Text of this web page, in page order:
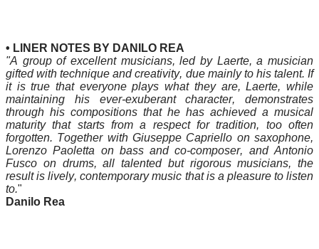
• LINER NOTES BY DANILO REA
"A group of excellent musicians, led by Laerte, a musician
gifted with technique and creativity, due mainly to his talent. If
it is true that everyone plays what they are, Laerte, while
maintaining his ever-exuberant character, demonstrates
through his compositions that he has achieved a musical
maturity that starts from a respect for tradition, too often
forgotten. Together with Giuseppe Capriello on saxophone,
Lorenzo Paoletta on bass and co-composer, and Antonio
Fusco on drums, all talented but rigorous musicians, the
result is lively, contemporary music that is a pleasure to listen
to."
Danilo Rea